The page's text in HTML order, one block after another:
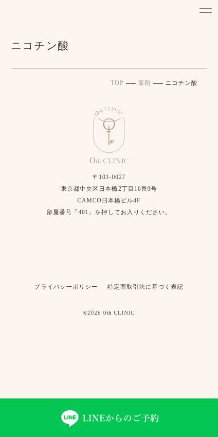
ニコチン酸
TOP 薬剤 ニコチン酸
〒103-0027
東京都中央区日本橋2丁目16番9号
CAMCO日本橋ビル4F
部屋番号「401」を押してお入りください。
プライバシーポリシー 特定商取引法に基づく表記
©2026 0th CLINIC